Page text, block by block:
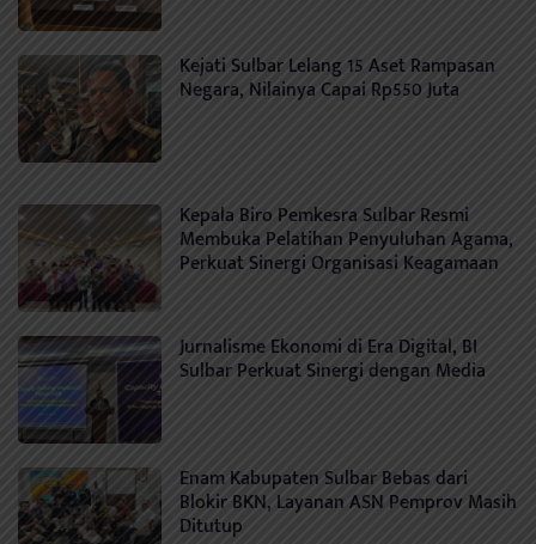
Kejati Sulbar Lelang 15 Aset Rampasan
Negara, Nilainya Capai Rp550 Juta
Kepala Biro Pemkesra Sulbar Resmi
Membuka Pelatihan Penyuluhan Agama,
Perkuat Sinergi Organisasi Keagamaan
Jurnalisme Ekonomi di Era Digital, BI
Sulbar Perkuat Sinergi dengan Media
Enam Kabupaten Sulbar Bebas dari
Blokir BKN, Layanan ASN Pemprov Masih
Ditutup